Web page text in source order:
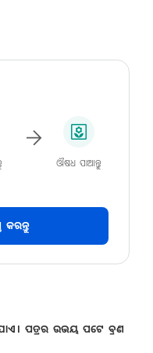
ଔଷଧ ପାଆନ୍ତୁ
କରନ୍ତୁ
ପତ୍ରର ଉଭୟ ପଟେ ବ୍ରଣ